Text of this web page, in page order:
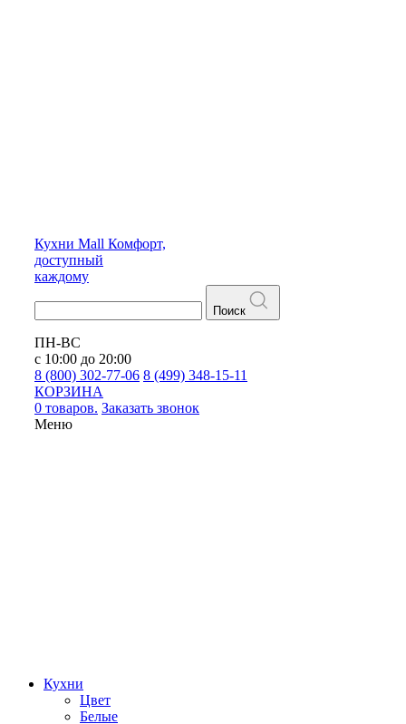
Кухни Mall Комфорт,
доступный
каждому
Поиск
ПН-ВС
с 10:00 до 20:00
8 (800) 302-77-06 8 (499) 348-15-11
КОРЗИНА
0 товаров. Заказать звонок
Меню
Кухни
Цвет
Белые